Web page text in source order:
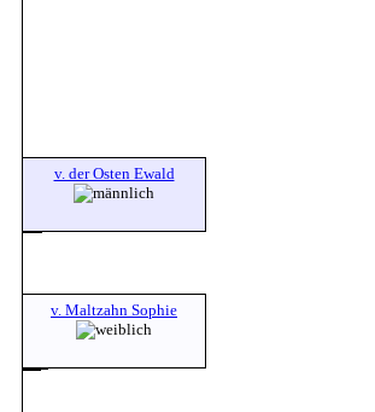
v. der Osten Ewald
v. Maltzahn Sophie